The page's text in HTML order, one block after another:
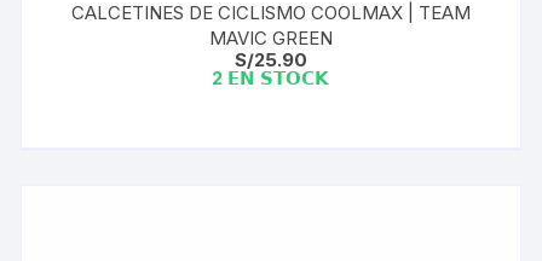
CALCETINES DE CICLISMO COOLMAX | TEAM
MAVIC GREEN
S/25.90
2 𝗘𝗡 𝗦𝗧𝗢𝗖𝗞